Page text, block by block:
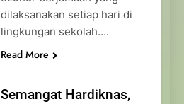
dilaksanakan setiap hari di
lingkungan sekolah….
Read More
Semangat Hardiknas,